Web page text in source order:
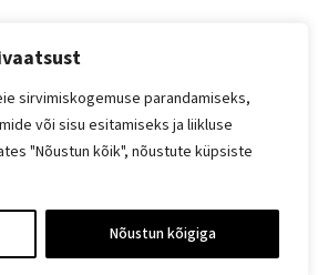
sirvimiskogemuse parandamiseks,
või sisu esitamiseks ja liikluse
"Nõustun kõik", nõustute küpsiste
Nõustun kõigiga
Instagram